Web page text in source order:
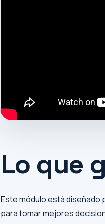
Lo que
Este módulo está diseñado
para tomar mejores